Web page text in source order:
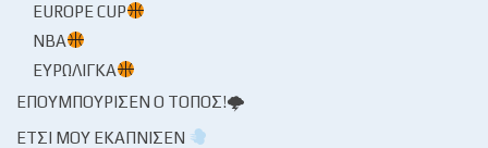
EUROPE CUP
NBA
ΕΥΡΩΛΊΓΚΑ
ΕΠΟΥΜΠΟΎΡΙΣΕΝ Ο ΤΌΠΟΣ!🌩
ΈΤΣΙ ΜΟΥ ΕΚΆΠΝΙΣΕΝ